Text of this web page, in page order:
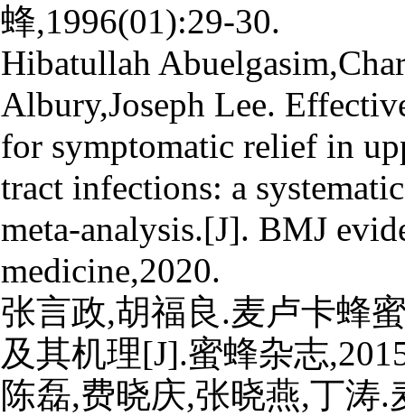
蜂,1996(01):29-30.
Hibatullah
Albury,Joseph Lee.
for symptomatic relief in
tract infections: a
meta-analysis.[J]. BMJ
medicine,2020.
张言政,胡福良.麦卢卡蜂
及其机理[J].蜜蜂杂志
陈磊,费晓庆,张晓燕,丁涛.